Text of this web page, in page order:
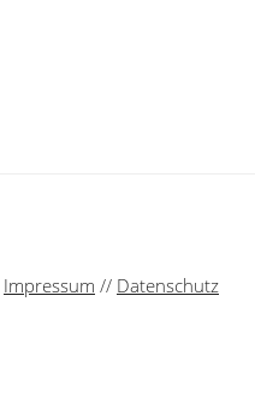
Impressum // Datenschutz